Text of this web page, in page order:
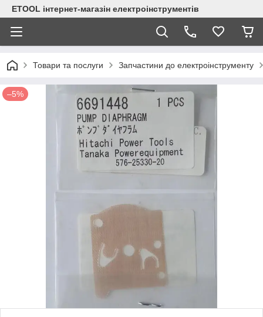
ETOOL інтернет-магазін електроінструментів
Товари та послуги Запчастини до електроінструменту
–5%